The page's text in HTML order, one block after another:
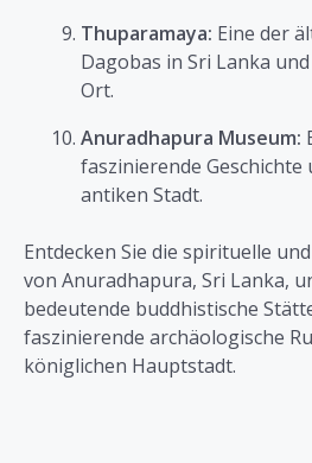
Thuparamaya: Eine der
Dagobas in Sri Lanka
Ort.
Anuradhapura Museum:
faszinierende
antiken Stadt.
Entdecken Sie die spirituelle
von Anuradhapura, Sri Lanka,
bedeutende buddhistische
faszinierende archäologische
königlichen Hauptstadt.